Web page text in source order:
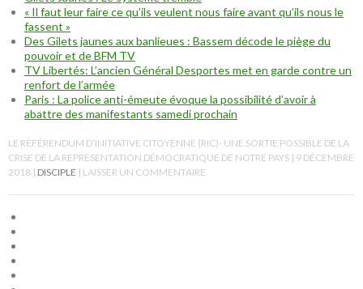
« Il faut leur faire ce qu’ils veulent nous faire avant qu’ils nous le
fassent »
Des Gilets jaunes aux banlieues : Bassem décode le piège du
pouvoir et de BFM TV
TV Libertés: L’ancien Général Desportes met en garde contre un
renfort de l’armée
Paris : La police anti-émeute évoque la possibilité d’avoir à
abattre des manifestants samedi prochain
LE RÉFÉRENDUM D’INITIATIVE CITOYENNE (RIC)- UNE SORTIE POSSIBLE DE LA
CRISE DE LA REPRÉSENTATION DÉMOCRATIQUE DE NOTRE PAYS 9 DÉCEMBRE
2018 DISCIPLE LAISSER UN COMMENTAIRE